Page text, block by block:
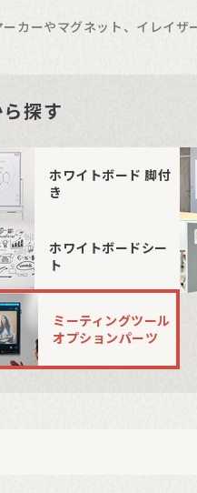
カーやマグネット、イレイザ
探す
ホワイトボード 脚付
き
ホワイトボードシー
ト
ミーティングツール
オプションパーツ